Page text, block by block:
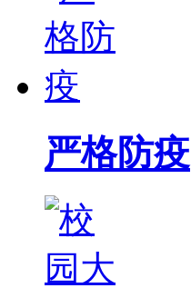
严格防疫